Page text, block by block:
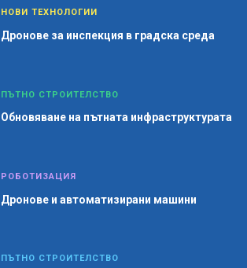
НОВИ ТЕХНОЛОГИИ
Дронове за инспекция в градска среда
ПЪТНО СТРОИТЕЛСТВО
Обновяване на пътната инфраструктурата
РОБОТИЗАЦИЯ
Дронове и автоматизирани машини
ПЪТНО СТРОИТЕЛСТВО